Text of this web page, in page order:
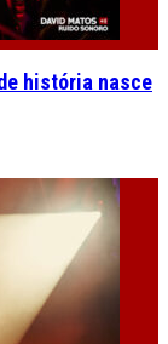
história nasce